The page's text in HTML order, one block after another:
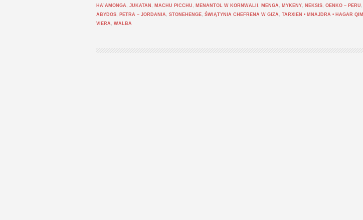
HA’AMONGA , JUKATAN , MACHU PICCHU , MENANTOL W KORNWALII , MENGA , MYKENY, NEKSIS, OENKO – PERU ,
ABYDOS, PETRA – JORDANIA , STONEHENGE, ŚWIĄTYNIA CHEFRENA W GIZA , TARXIEN • MNAJDRA • HAGAR QIM
VIERA , WALBA